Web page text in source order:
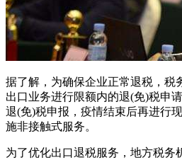
据了解，为确保企业正常退税，税
出口业务进行限额内的退(免)税申
退(免)税申报，疫情结束后再进行
施非接触式服务。
为了优化出口退税服务，地方税务